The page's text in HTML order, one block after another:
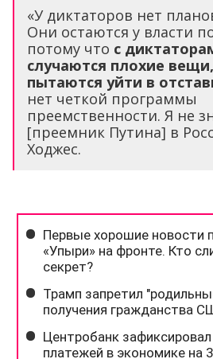
«У диктаторов нет
Они остаются у власти
потому что с
случаются плохие
пытаются уйти в
нет четкой программы
преемственности. Я не
[преемник Путина] в
Ходжес.